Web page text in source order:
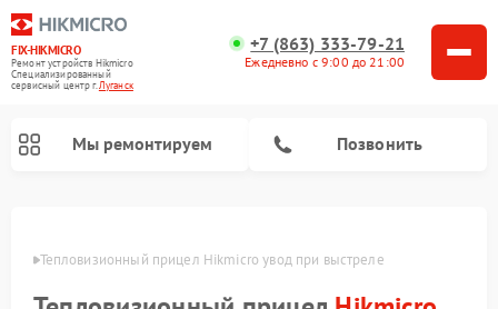
FIX-HIKMICRO
Ремонт устройств Hikmicro
Специализированный
cервисный центр г.Луганск
+7 (863) 333-79-21
Ежедневно с 9:00 до 21:00
Мы ремонтируем Позвонить
Тепловизионный прицел Hikmicro увод при выстреле